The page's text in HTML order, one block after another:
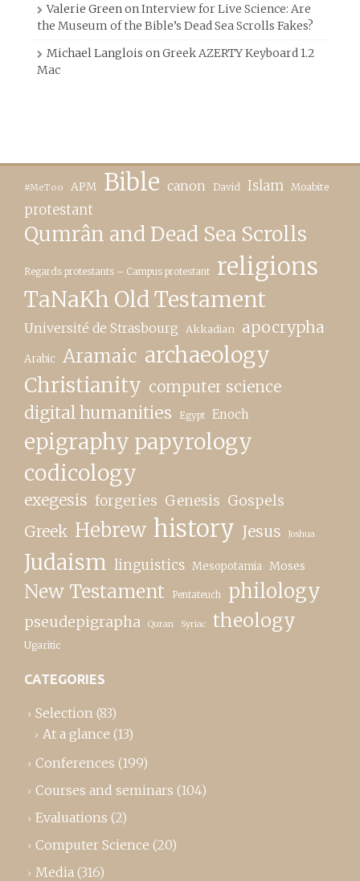
Valerie GreenonInterview for Live Science: Are
the Museum of the Bible’s Dead Sea Scrolls Fakes?
Michael Langlois onGreek AZERTY Keyboard 1.2
Mac
#MeToo APM Bible canon David Islam Moabite
protestant
Qumrân and Dead Sea Scrolls
Regards protestants – Campus protestant religions
TaNaKh Old Testament
Université de Strasbourg Akkadian apocrypha
Arabic Aramaic archaeology
Christianity computer science
digital humanities Egypt Enoch
epigraphy papyrology
codicology
exegesis forgeries Genesis Gospels
Greek Hebrew history Jesus Joshua
Judaism linguistics Mesopotamia Moses
New Testament Pentateuch philology
pseudepigrapha Quran Syriac theology
Ugaritic
CATEGORIES
Selection (83)
At a glance (13)
Conferences (199)
Courses and seminars (104)
Evaluations (2)
Computer Science (20)
Media (316)